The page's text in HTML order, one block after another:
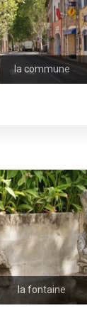
la commune
la fontaine